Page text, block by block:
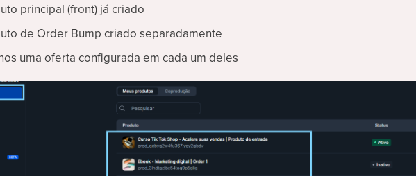
principal (front) já criado
de Order Bump criado separadamente
uma oferta configurada em cada um deles